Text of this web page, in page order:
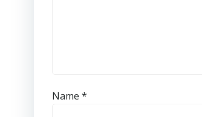
Name *